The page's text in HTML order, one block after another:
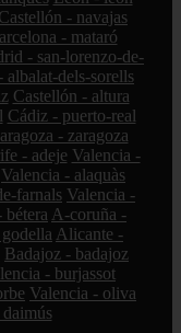
Castellón - navajas
- mataró
- san-lorenzo-de-
albalat-dels-sorells
Castellón - altura
Cádiz - puerto-real
- zaragoza
- adeje Valencia -
Valencia - alaquàs
farnals Valencia -
bétera A-coruña -
Alicante -
Badajoz - badajoz
- burjassot
Valencia - oliva